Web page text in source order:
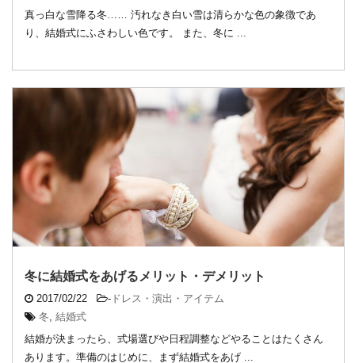
真っ白な雪降る冬…… 汚れなき白い雪は清らかな色の象徴であ
り、結婚式にふさわしい色です。 また、冬に ...
冬に結婚式をあげるメリット・デメリット
2017/02/22 - ドレス・演出・アイテム
冬, 結婚式
結婚が決まったら、式場選びや日程調整などやることはたくさん
あります。準備のはじめに、まず結婚式をあげ ...